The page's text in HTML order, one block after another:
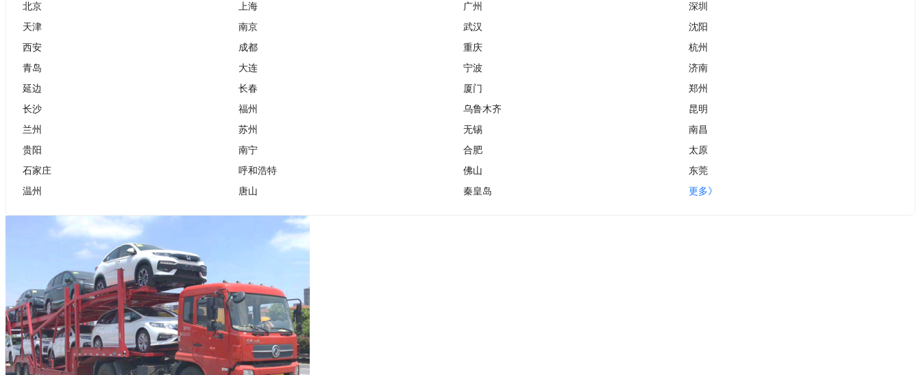
北京 上海 广州
深圳
天津
南京 武汉
沈阳
西安
成都 重庆
杭州
青岛
大连 宁波
济南
延边
长春 厦门
郑州
长沙
福州 乌鲁木齐
昆明
兰州
苏州 无锡
南昌
贵阳
南宁 合肥
太原
石家庄
呼和浩特 佛山
东莞
温州
唐山 秦皇岛 更多》